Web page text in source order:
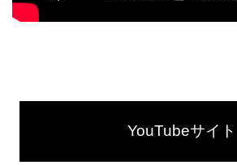
YouTubeサイト